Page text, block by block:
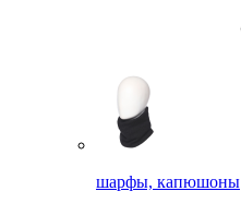
шарфы, капюшоны